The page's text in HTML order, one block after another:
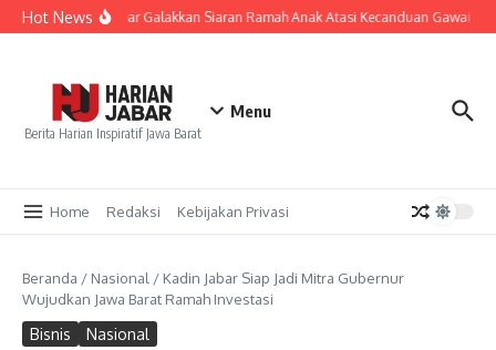
Lewati ke konten
Hot NewsKPID Jabar Galakkan Siaran Ramah Anak Atasi Kecanduan Gawai Gen
Berita Harian Inspiratif Jawa Barat
Menu
Home Redaksi Kebijakan Privasi
Beranda / Nasional / Kadin Jabar Siap Jadi Mitra Gubernur
Wujudkan Jawa Barat Ramah Investasi
Bisnis Nasional